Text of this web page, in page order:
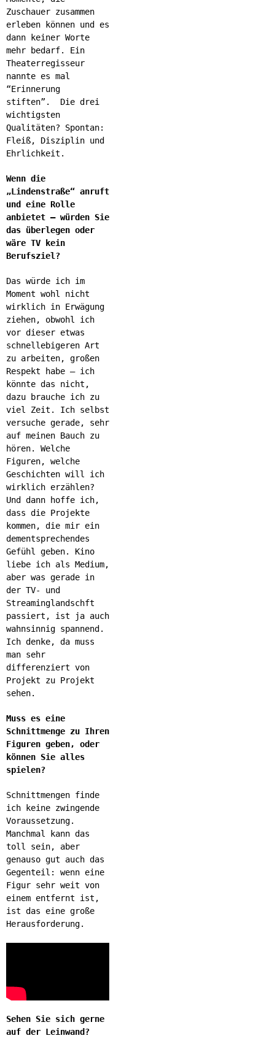
Zuschauer zusammen
erleben können und es
dann keiner Worte
mehr bedarf. Ein
Theaterregisseur
nannte es mal
“Erinnerung
stiften”. Die drei
wichtigsten
Qualitäten? Spontan:
Fleiß, Disziplin und
Ehrlichkeit.
Wenn die
„Lindenstraße“ anruft
und eine Rolle
anbietet – würden Sie
das überlegen oder
wäre TV kein
Berufsziel?
Das würde ich im
Moment wohl nicht
wirklich in Erwägung
ziehen, obwohl ich
vor dieser etwas
schnellebigeren Art
zu arbeiten, großen
Respekt habe – ich
könnte das nicht,
dazu brauche ich zu
viel Zeit. Ich selbst
versuche gerade, sehr
auf meinen Bauch zu
hören. Welche
Figuren, welche
Geschichten will ich
wirklich erzählen?
Und dann hoffe ich,
dass die Projekte
kommen, die mir ein
dementsprechendes
Gefühl geben. Kino
liebe ich als Medium,
aber was gerade in
der TV- und
Streaminglandschft
passiert, ist ja auch
wahnsinnig spannend.
Ich denke, da muss
man sehr
differenziert von
Projekt zu Projekt
sehen.
Muss es eine
Schnittmenge zu Ihren
Figuren geben, oder
können Sie alles
spielen?
Schnittmengen finde
ich keine zwingende
Voraussetzung.
Manchmal kann das
toll sein, aber
genauso gut auch das
Gegenteil: wenn eine
Figur sehr weit von
einem entfernt ist,
ist das eine große
Herausforderung.
Sehen Sie sich gerne
auf der Leinwand?